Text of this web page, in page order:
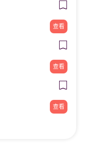
查看
查看
查看